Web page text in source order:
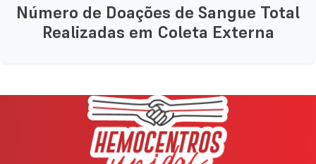
Número de Doações de Sangue Total
Realizadas em Coleta Externa